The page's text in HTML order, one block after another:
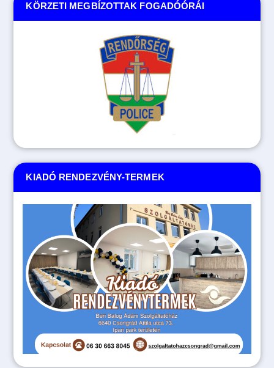
KIADÓ RENDEZVÉNY-TERMEK
KÖRZETI MEGBÍZOTTAK FOGADÓÓRÁI